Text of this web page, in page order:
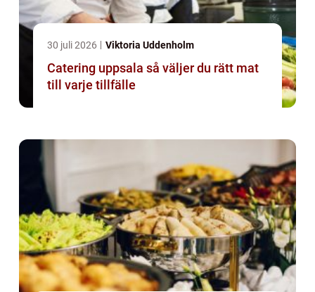
30 juli 2026 Viktoria Uddenholm
Catering uppsala så väljer du rätt mat
till varje tillfälle